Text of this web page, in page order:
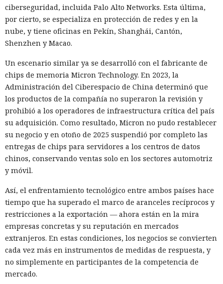
ciberseguridad, incluida Palo Alto Networks. Esta última,
por cierto, se especializa en protección de redes y en la
nube, y tiene oficinas en Pekín, Shanghái, Cantón,
Shenzhen y Macao.
Un escenario similar ya se desarrolló con el fabricante de
chips de memoria Micron Technology. En 2023, la
Administración del Ciberespacio de China determinó que
los productos de la compañía no superaron la revisión y
prohibió a los operadores de infraestructura crítica del país
su adquisición. Como resultado, Micron no pudo restablecer
su negocio y en otoño de 2025 suspendió por completo las
entregas de chips para servidores a los centros de datos
chinos, conservando ventas solo en los sectores automotriz
y móvil.
Así, el enfrentamiento tecnológico entre ambos países hace
tiempo que ha superado el marco de aranceles recíprocos y
restricciones a la exportación — ahora están en la mira
empresas concretas y su reputación en mercados
extranjeros. En estas condiciones, los negocios se convierten
cada vez más en instrumentos de medidas de respuesta, y
no simplemente en participantes de la competencia de
mercado.